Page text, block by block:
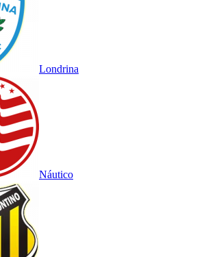
Londrina
Náutico